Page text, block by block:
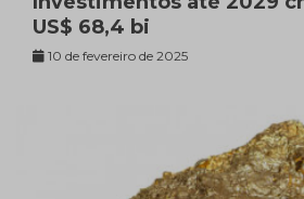
US$ 68,4 bi
10 de fevereiro de 2025